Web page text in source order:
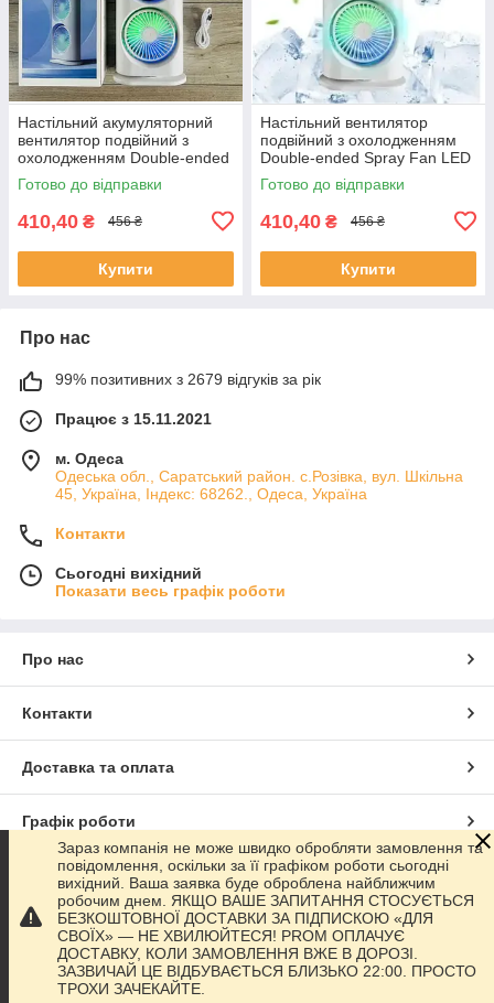
Настільний акумуляторний
вентилятор подвійний з
охолодженням Double-ended
Spray Fan LED підсвічування
3 швидкості
Готово до відправки
410,40 ₴ 456 ₴
Купити
Настільний вентилятор
подвійний з охолодженням
Double-ended Spray Fan LED
підсвічування 3 швидкості
Готово до відправки
410,40 ₴ 456 ₴
Купити
Про нас
99% позитивних з 2679 відгуків за рік
Працює з 15.11.2021
м. Одеса
Одеська обл., Саратський район. с.Розівка, вул. Шкільна
45, Україна, Індекс: 68262., Одеса, Україна
Контакти
Сьогодні вихідний
Показати весь графік роботи
Про нас
Контакти
Доставка та оплата
Графік роботи
Повна версія сайту
Сайт створено на маркетплейсіProm.ua
Політика конфіденційності
Зараз компанія не може швидко обробляти замовлення та
повідомлення, оскільки за її графіком роботи сьогодні
вихідний. Ваша заявка буде оброблена найближчим
робочим днем. ЯКЩО ВАШЕ ЗАПИТАННЯ СТОСУЄТЬСЯ
БЕЗКОШТОВНОЇ ДОСТАВКИ ЗА ПІДПИСКОЮ «ДЛЯ
СВОЇХ» — НЕ ХВИЛЮЙТЕСЯ! PROM ОПЛАЧУЄ
ДОСТАВКУ, КОЛИ ЗАМОВЛЕННЯ ВЖЕ В ДОРОЗІ.
ЗАЗВИЧАЙ ЦЕ ВІДБУВАЄТЬСЯ БЛИЗЬКО 22:00. ПРОСТО
ТРОХИ ЗАЧЕКАЙТЕ.